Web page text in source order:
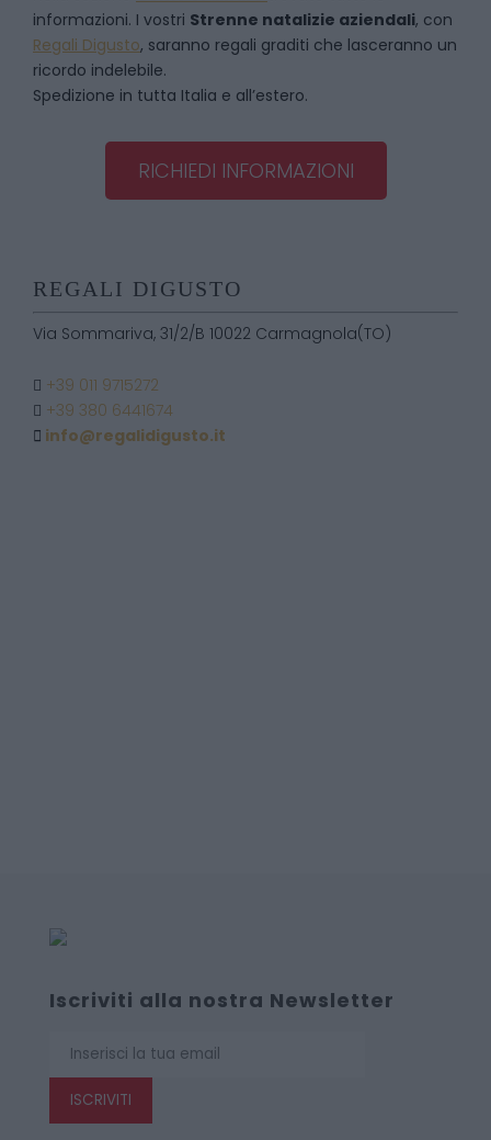
informazioni. I vostri Strenne natalizie aziendali, con
Regali Digusto, saranno regali graditi che lasceranno un
ricordo indelebile.
Spedizione in tutta Italia e all’estero.
RICHIEDI INFORMAZIONI
REGALI DIGUSTO
Via Sommariva, 31/2/B 10022 Carmagnola(TO)
+39 011 9715272
+39 380 6441674
info@regalidigusto.it
Iscriviti alla nostra Newsletter
ISCRIVITI